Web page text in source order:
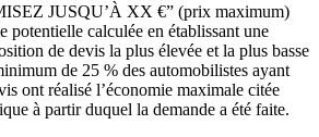
JUSQU’À XX €” (prix maximum)
potentielle calculée en établissant une
de devis la plus élevée et la plus basse
de 25 % des automobilistes ayant
ont réalisé l’économie maximale citée
à partir duquel la demande a été faite.